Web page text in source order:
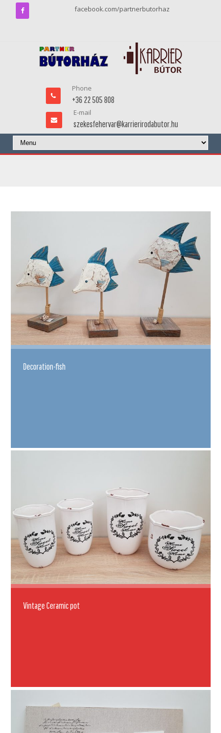
facebook.com/partnerbutorhaz
Phone
+36 22 505 808
E-mail
szekesfehervar@karrierirodabutor.hu
Decoration-fish
Vintage Ceramic pot